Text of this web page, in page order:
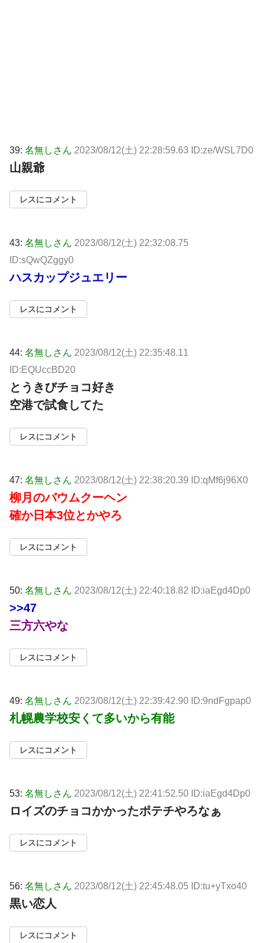
39: 名無しさん 2023/08/12(土) 22:28:59.63 ID:ze/WSL7D0
山親爺
レスにコメント
43: 名無しさん 2023/08/12(土) 22:32:08.75
ID:sQwQZggy0
ハスカップジュエリー
レスにコメント
44: 名無しさん 2023/08/12(土) 22:35:48.11
ID:EQUccBD20
とうきびチョコ好き
空港で試食してた
レスにコメント
47: 名無しさん 2023/08/12(土) 22:38:20.39 ID:qMf6j96X0
柳月のバウムクーヘン
確か日本3位とかやろ
レスにコメント
50: 名無しさん 2023/08/12(土) 22:40:18.82 ID:iaEgd4Dp0
>>47
三方六やな
レスにコメント
49: 名無しさん 2023/08/12(土) 22:39:42.90 ID:9ndFgpap0
札幌農学校安くて多いから有能
レスにコメント
53: 名無しさん 2023/08/12(土) 22:41:52.50 ID:iaEgd4Dp0
ロイズのチョコかかったポテチやろなぁ
レスにコメント
56: 名無しさん 2023/08/12(土) 22:45:48.05 ID:tu+yTxo40
黒い恋人
レスにコメント